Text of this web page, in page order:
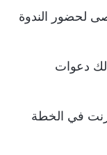
أقصى لحضور الندوة
دعوات
في الخطة